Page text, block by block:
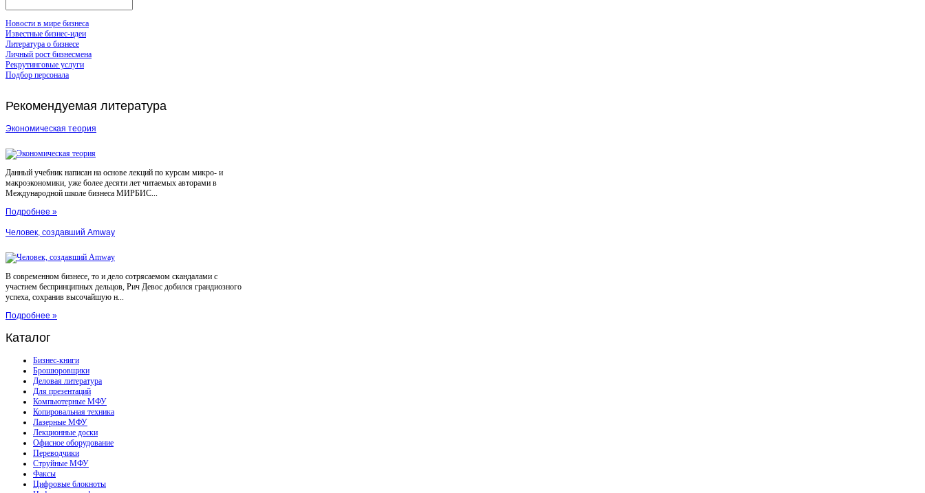
Новости в мире бизнеса
Известные бизнес-идеи
Литература о бизнесе
Личный рост бизнесмена
Рекрутинговые услуги
Подбор персонала
Рекомендуемая литература
Экономическая теория
Данный учебник написан на основе лекций по курсам микро- и
макроэкономики, уже более десяти лет читаемых авторами в
Международной школе бизнеса МИРБИС...
Подробнее »
Человек, создавший Amway
В современном бизнесе, то и дело сотрясаемом скандалами с
участием беспринципных дельцов, Рич Девос добился грандиозного
успеха, сохранив высочайшую н...
Подробнее »
Каталог
Бизнес-книги
Брошюровщики
Деловая литература
Для презентаций
Компьютерные МФУ
Копировальная техника
Лазерные МФУ
Лекционные доски
Офисное оборудование
Переводчики
Струйные МФУ
Факсы
Цифровые блокноты